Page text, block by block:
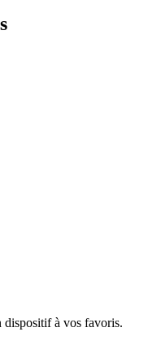
dispositif à vos favoris.